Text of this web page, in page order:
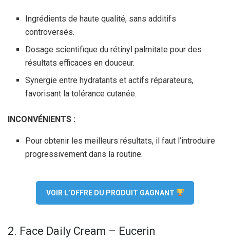
Ingrédients de haute qualité, sans additifs
controversés.
Dosage scientifique du rétinyl palmitate pour des
résultats efficaces en douceur.
Synergie entre hydratants et actifs réparateurs,
favorisant la tolérance cutanée.
INCONVÉNIENTS :
Pour obtenir les meilleurs résultats, il faut l’introduire
progressivement dans la routine.
VOIR L’OFFRE DU PRODUIT GAGNANT
2. Face Daily Cream – Eucerin